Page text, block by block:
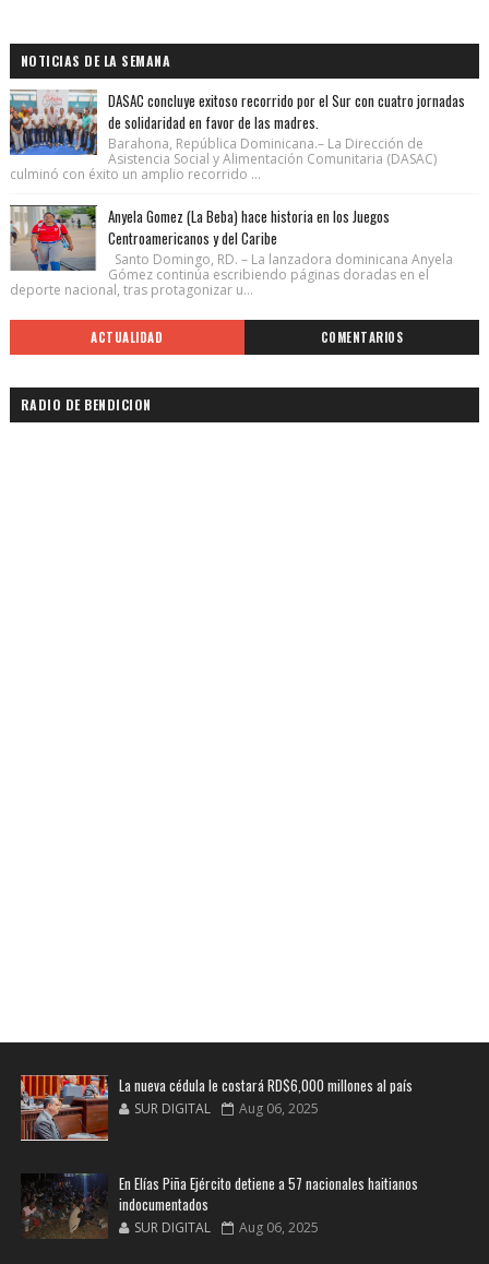
NOTICIAS DE LA SEMANA
DASAC concluye exitoso recorrido por el Sur con cuatro jornadas
de solidaridad en favor de las madres.
Barahona, República Dominicana.– La Dirección de
Asistencia Social y Alimentación Comunitaria (DASAC)
culminó con éxito un amplio recorrido ...
Anyela Gomez (La Beba) hace historia en los Juegos
Centroamericanos y del Caribe
Santo Domingo, RD. – La lanzadora dominicana Anyela
Gómez continúa escribiendo páginas doradas en el
deporte nacional, tras protagonizar u...
ACTUALIDAD COMENTARIOS
RADIO DE BENDICION
La nueva cédula le costará RD$6,000 millones al país
SUR DIGITAL Aug 06, 2025
En Elías Piña Ejército detiene a 57 nacionales haitianos
indocumentados
SUR DIGITAL Aug 06, 2025